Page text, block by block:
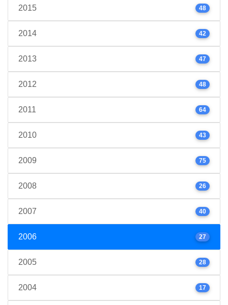
2015 48
2014 42
2013 47
2012 48
2011 64
2010 43
2009 75
2008 26
2007 40
2006 27
2005 28
2004 17